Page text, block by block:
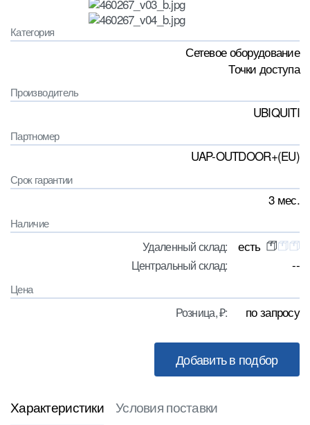
Категория
Сетевое оборудование
Точки доступа
Производитель
UBIQUITI
Партномер
UAP-OUTDOOR+(EU)
Срок гарантии
3 мес.
Наличие
Удаленный склад: есть
Центральный склад: --
Цена
Розница, ₽: по запросу
Характеристики Условия поставки